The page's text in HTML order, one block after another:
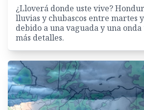
¿Lloverá donde uste vive?
lluvias y chubascos entre martes
debido a una vaguada y una
más detalles.